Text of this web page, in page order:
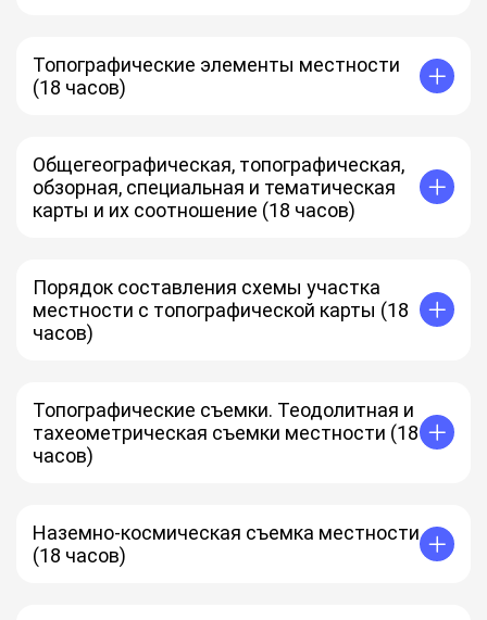
Топографические элементы местности
(18 часов)
Общегеографическая, топографическая,
обзорная, специальная и тематическая
карты и их соотношение (18 часов)
Порядок составления схемы участка
местности с топографической карты (18
часов)
Топографические съемки. Теодолитная и
тахеометрическая съемки местности (18
часов)
Наземно-космическая съемка местности
(18 часов)